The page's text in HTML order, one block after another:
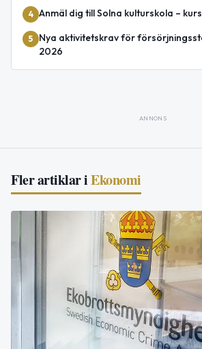
4 Anmäl dig till Solna kulturskola –
5
Nya aktivitetskrav för
2026
ANNONS
Fler artiklar iEkonomi